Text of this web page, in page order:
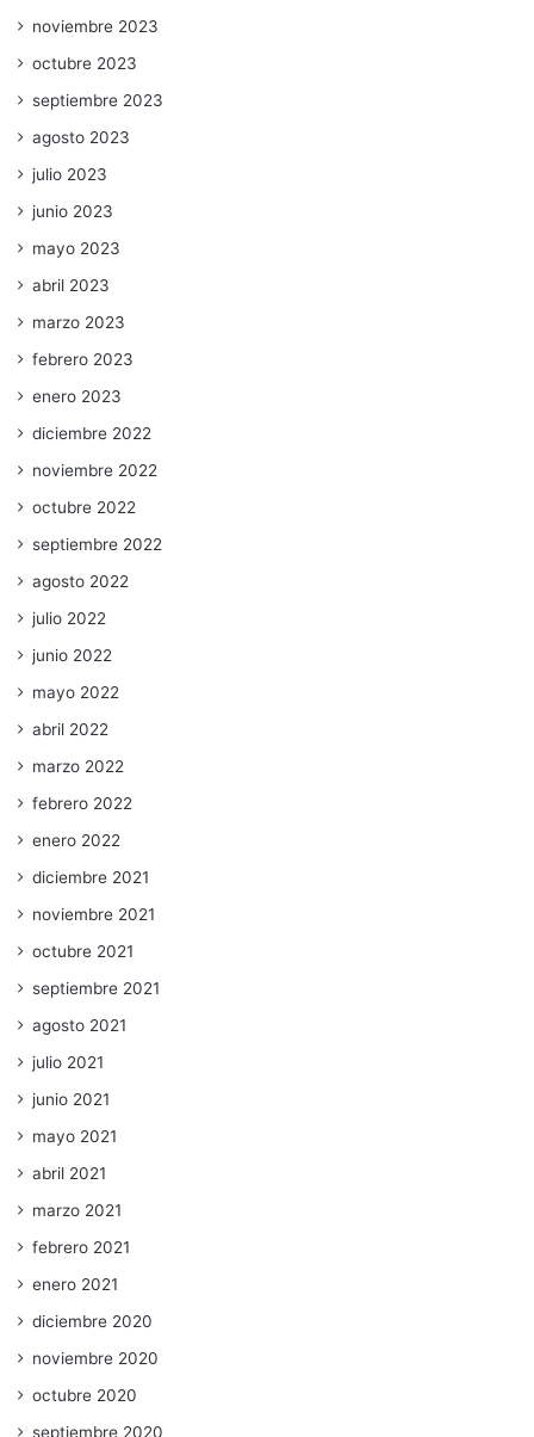
noviembre 2023
octubre 2023
septiembre 2023
agosto 2023
julio 2023
junio 2023
mayo 2023
abril 2023
marzo 2023
febrero 2023
enero 2023
diciembre 2022
noviembre 2022
octubre 2022
septiembre 2022
agosto 2022
julio 2022
junio 2022
mayo 2022
abril 2022
marzo 2022
febrero 2022
enero 2022
diciembre 2021
noviembre 2021
octubre 2021
septiembre 2021
agosto 2021
julio 2021
junio 2021
mayo 2021
abril 2021
marzo 2021
febrero 2021
enero 2021
diciembre 2020
noviembre 2020
octubre 2020
septiembre 2020